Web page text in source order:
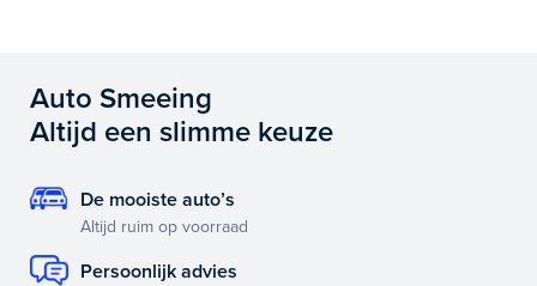
Auto Smeeing
Altijd een slimme keuze
De mooiste auto’s
Altijd ruim op voorraad
Persoonlijk advies